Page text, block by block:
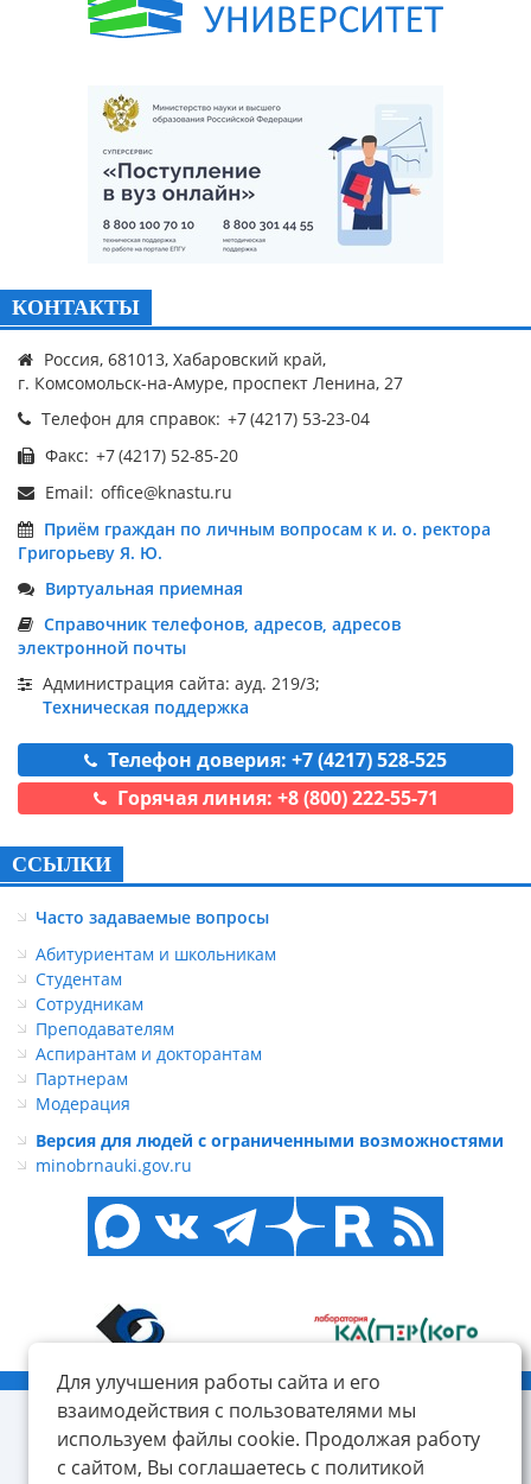
Для улучшения работы сайта и его
взаимодействия с пользователями мы
используем файлы cookie. Продолжая работу
с сайтом, Вы соглашаетесь с политикой
КОНТАКТЫ
Россия, 681013, Хабаровский край,
г. Комсомольск-на-Амуре, проспект Ленина, 27
Телефон для справок:
Факс:
Email:
Приём граждан по личным вопросам к и. о. ректора
Григорьеву Я. Ю.
Виртуальная приемная
Справочник телефонов, адресов, адресов
электронной почты
Администрация сайта: ауд. 219/3;
Техническая поддержка
Телефон доверия: +7 (4217) 528-525
Горячая линия: +8 (800) 222-55-71
ССЫЛКИ
Часто задаваемые вопросы
Абитуриентам и школьникам
Студентам
Сотрудникам
Преподавателям
Аспирантам и докторантам
Партнерам
Модерация
Версия для людей с ограниченными возможностями
minobrnauki.gov.ru
© ФГБОУ ВО «КнАГУ», 2014-2026